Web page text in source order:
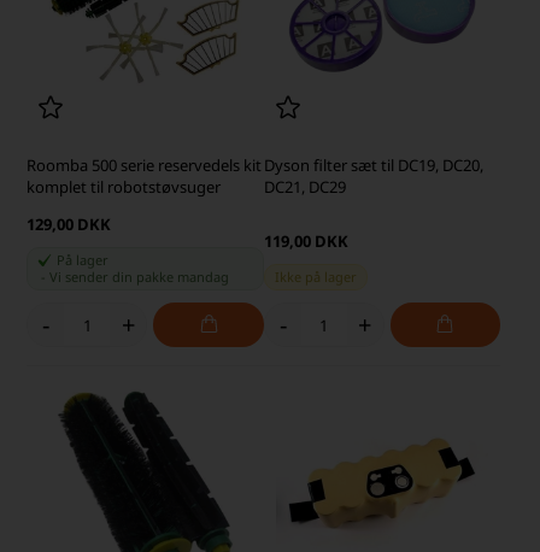
Roomba 500 serie reservedels kit
komplet til robotstøvsuger
129,00 DKK
På lager
-Vi sender din pakke mandag
- +
Dyson filter sæt til DC19, DC20,
DC21, DC29
119,00 DKK
Ikke på lager
- +